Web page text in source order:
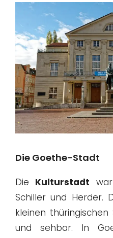
Die Goethe-Stadt
Die Kulturstadt
Schiller und Herder.
kleinen
und sehbar. In